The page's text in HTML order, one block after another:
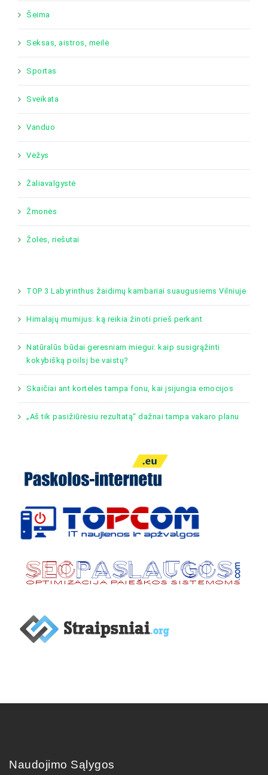
Šeima
Seksas, aistros, meilė
Sportas
Sveikata
Vanduo
Vėžys
Žaliavalgystė
Žmonės
Žolės, riešutai
TOP 3 Labyrinthus žaidimų kambariai suaugusiems Vilniuje
Himalajų mumijus: ką reikia žinoti prieš perkant
Natūralūs būdai geresniam miegui: kaip susigrąžinti
kokybišką poilsį be vaistų?
Skaičiai ant kortelės tampa fonu, kai įsijungia emocijos
„Aš tik pasižiūrėsiu rezultatą“ dažnai tampa vakaro planu
Naudojimo Sąlygos